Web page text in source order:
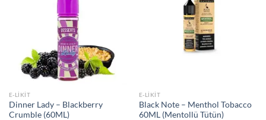
E-LIKIT
Dinner Lady – Blackberry
Crumble (60ML)
E-LIKIT
Black Note – Menthol Tobacco
60ML (Mentollü Tütün)